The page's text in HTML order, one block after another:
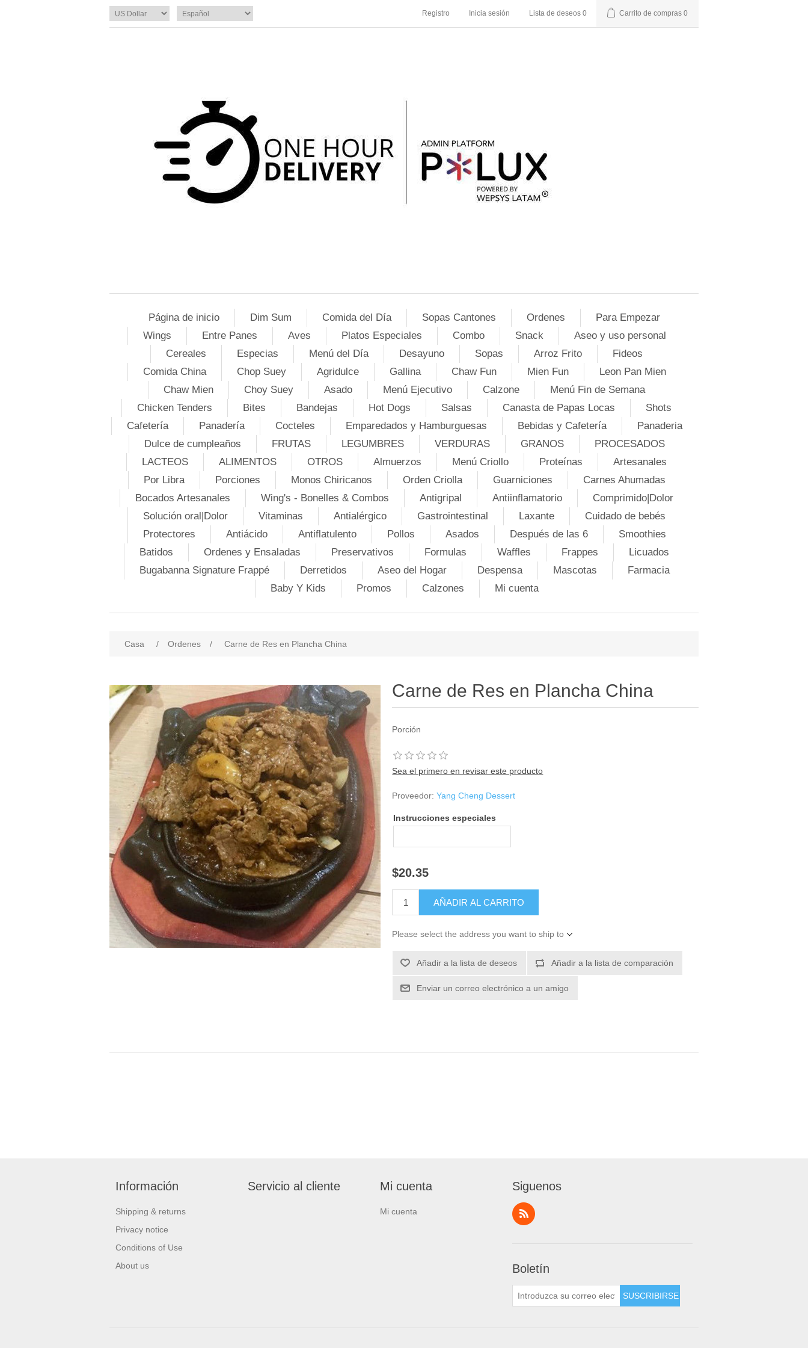
Registro Inicia sesión Lista de deseos 0 Carrito de compras 0
Página de inicio Dim Sum Comida del Día Sopas Cantones Ordenes
Para Empezar
Wings
Entre Panes Aves Platos Especiales Combo Snack
Aseo y uso personal
Cereales
Especias Menú del Día Desayuno Sopas Arroz Frito
Fideos
Comida China
Chop Suey Agridulce Gallina Chaw Fun Mien Fun
Leon Pan Mien
Chaw Mien
Choy Suey Asado Menú Ejecutivo Calzone
Menú Fin de Semana
Chicken Tenders
Bites Bandejas Hot Dogs Salsas Canasta de Papas Locas
Shots
Cafetería
Panadería Cocteles Emparedados y Hamburguesas Bebidas y Cafetería
Panaderia
Dulce de cumpleaños
FRUTAS LEGUMBRES VERDURAS GRANOS
PROCESADOS
LACTEOS
ALIMENTOS OTROS Almuerzos Menú Criollo Proteínas
Artesanales
Por Libra
Porciones Monos Chiricanos Orden Criolla Guarniciones
Carnes Ahumadas
Bocados Artesanales
Wing's - Bonelles & Combos Antigripal Antiinflamatorio
Comprimido|Dolor
Solución oral|Dolor
Vitaminas Antialérgico Gastrointestinal Laxante
Cuidado de bebés
Protectores
Antiácido Antiflatulento Pollos Asados Después de las 6
Smoothies
Batidos
Ordenes y Ensaladas Preservativos Formulas Waffles Frappes
Licuados
Bugabanna Signature Frappé
Derretidos Aseo del Hogar Despensa Mascotas
Farmacia
Baby Y Kids
Promos Calzones Mi cuenta
Casa / Ordenes / Carne de Res en Plancha China
Carne de Res en Plancha China
Porción
Sea el primero en revisar este producto
Proveedor: Yang Cheng Dessert
Instrucciones especiales
$20.35
Please select the address you want to ship to
Información
Shipping & returns
Privacy notice
Conditions of Use
About us
Servicio al cliente Mi cuenta
Mi cuenta
Siguenos
Boletín